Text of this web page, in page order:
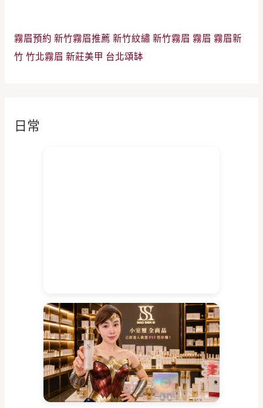
霧眉預約 新竹霧眉推薦 新竹紋繡 新竹霧眉 霧眉 霧眉新
竹 竹北霧眉 新莊美甲 台北頌缽
日常